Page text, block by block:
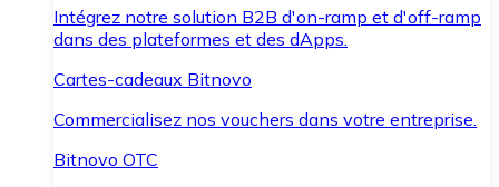
Intégrez notre solution B2B d'on-ramp et d'off-ramp
dans des plateformes et des dApps.
Cartes-cadeaux Bitnovo
Commercialisez nos vouchers dans votre entreprise.
Bitnovo OTC